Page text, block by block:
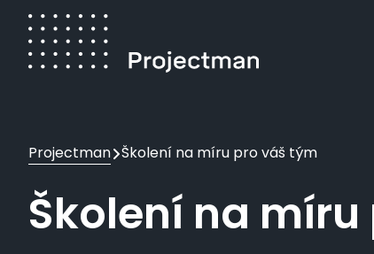
Přejít
hlavnímu
obsahu
Drobečková
navigace
Projectman Školení na míru pro váš tým
Školení na